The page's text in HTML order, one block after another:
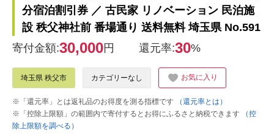
分宿泊割引券 ／ 古民家 リノベーション 民泊施
設 秩父神社前 番場通り 送料無料 埼玉県 No.591
寄付金額:30,000円 還元率:30%
埼玉県 秩父市 カテゴリーなし お気に入り
※「還元率」とは返礼品のお得度を測る指標です
（還元率とは）
※「控除上限額」の範囲内で寄付するとお得にふるさと納税できます
（控
除上限額を調べる）